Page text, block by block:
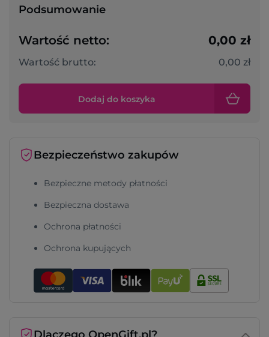
Podsumowanie
Wartość netto: 0,00 zł
Wartość brutto: 0,00 zł
Dodaj do koszyka
Bezpieczeństwo zakupów
Bezpieczne metody płatności
Bezpieczna dostawa
Ochrona płatności
Ochrona kupujących